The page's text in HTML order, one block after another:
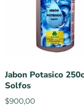
Jabon Potasico
Solfos
$900,00